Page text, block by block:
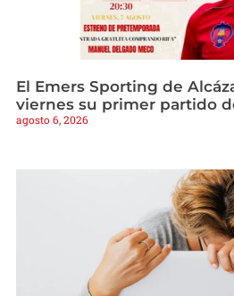
El Emers Sporting de
viernes su primer partido
agosto 6, 2026